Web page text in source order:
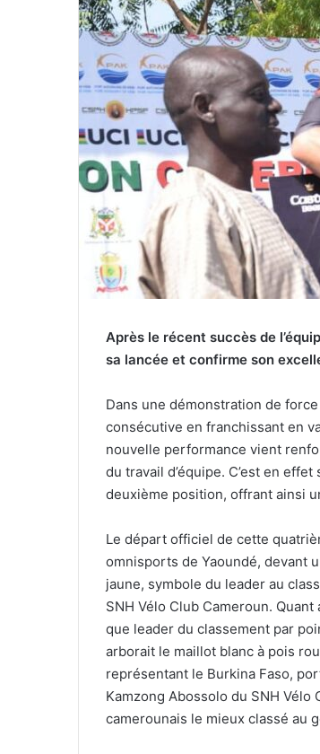
Après le récent succès de
sa lancée et confirme son
Dans une démonstration de
consécutive en franchissant en
nouvelle performance vient
du travail d’équipe. C’est en
deuxième position, offrant ainsi
Le départ officiel de cette
omnisports de Yaoundé, devant
jaune, symbole du leader au
SNH Vélo Club Cameroun.
que leader du classement par
arborait le maillot blanc à pois
représentant le Burkina Faso,
Kamzong Abossolo du SNH
camerounais le mieux classé au